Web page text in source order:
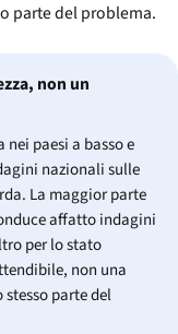
parte del problema.
non un
paesi a basso e
nazionali sulle
La maggior parte
affatto indagini
per lo stato
non una
parte del